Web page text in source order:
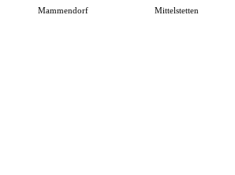
Mammendorf Mittelstetten